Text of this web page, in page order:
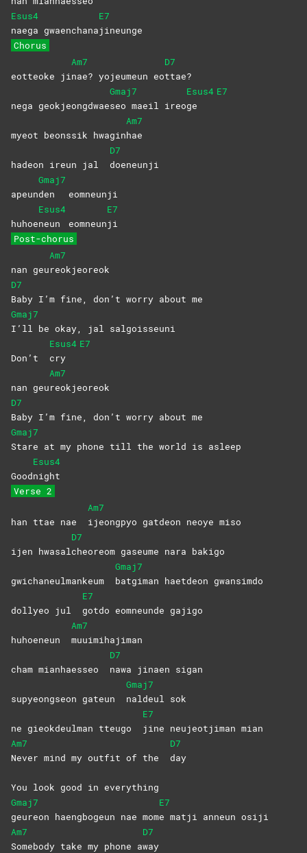
Esus4
naega gwaenchana
E7
jineunge
Chorus
eotteoke ji
Am7
nae? yojeumeun eo
D7
ttae?
nega geokjeongdwae
Gmaj7
seo maeil ireo
Esus4
ge
E7
myeot beonssik hwagin
Am7
hae
hadeon ireun jal
D7
doeneunji
apeun
Gmaj7
den
eomneunji
huhoe
Esus4
neun
eomneun
E7
ji
Post-chorus
nan geu
Am7
reokjeoreok
D7
Baby I’m fine, don’t worry about me
Gmaj7
I’ll be okay, jal salgoisseuni
Don’t
Esus4
cry
E7
nan geu
Am7
reokjeoreok
D7
Baby I’m fine, don’t worry about me
Gmaj7
Stare at my phone till the world is asleep
Good
Esus4
night
Verse 2
han ttae nae
Am7
ijeongpyo gatdeon neoye miso
ijen hwasal
D7
cheoreom gaseume nara bakigo
gwichaneulmankeum
Gmaj7
batgiman haetdeon gwansimdo
dollyeo jul
E7
gotdo eomneunde gajigo
huhoeneun
Am7
muuimihajiman
cham mianhaesseo
D7
nawa jinaen sigan
supyeongseon gateun
Gmaj7
naldeul sok
ne gieokdeulman tteugo
E7
jine neujeotjiman mian
Am7
Never mind my outfit of the
D7
day
You look good in everything
Gmaj7
geureon haengbogeun nae mom
E7
e matji anneun osiji
Am7
Somebody take my phone a
D7
way